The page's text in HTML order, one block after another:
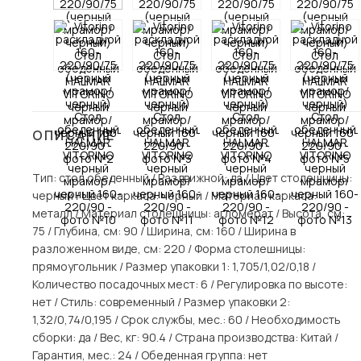
Столы и стулья
Шкафы и стеллажи
Комоды и тумбы
Вешалки и обувницы
Гарнитуры
ОПИСАНИЕ
Тип: стол обеденный / Раздвижной: да / Цвет столешницы:
черный / Цвет каркаса: черный / Материал каркаса:
металл / Материал столешницы: агломерат / Высота, см:
75 / Глубина, см: 90 / Ширина, см: 160 / Ширина в
разложенном виде, см: 220 / Форма столешницы:
прямоугольник / Размер упаковки 1: 1,705/1,02/0,18 /
Количество посадочных мест: 6 / Регулировка по высоте:
нет / Стиль: современный / Размер упаковки 2:
1,32/0,74/0,195 / Срок службы, мес.: 60 / Необходимость
сборки: да / Вес, кг: 90.4 / Страна производства: Китай /
Гарантия, мес.: 24 / Обеденная группа: нет